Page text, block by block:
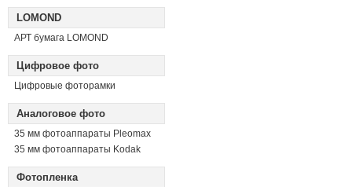
LOMOND
АРТ бумага LOMOND
Цифровое фото
Цифровые фоторамки
Аналоговое фото
35 мм фотоаппараты Pleomax
35 мм фотоаппараты Kodak
Фотопленка